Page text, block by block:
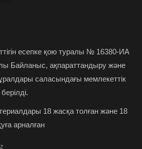
есепке қою туралы № 16380-ИА
Байланыс, ақпараттандыру және
саласындағы мемлекеттік
18 жасқа толған және 18
арналған